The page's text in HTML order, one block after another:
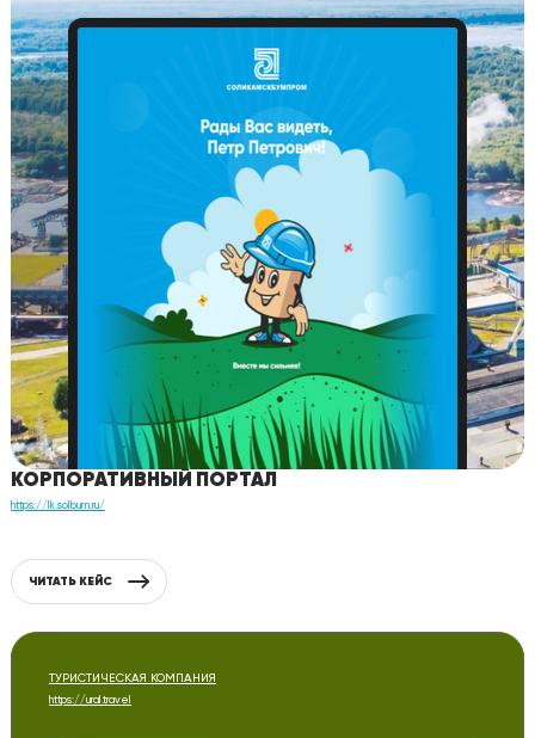
КОРПОРАТИВНЫЙ ПОРТАЛ
https://lk.solbum.ru/
ЧИТАТЬ КЕЙС
ТУРИСТИЧЕСКАЯ КОМПАНИЯ
https://ural.travel